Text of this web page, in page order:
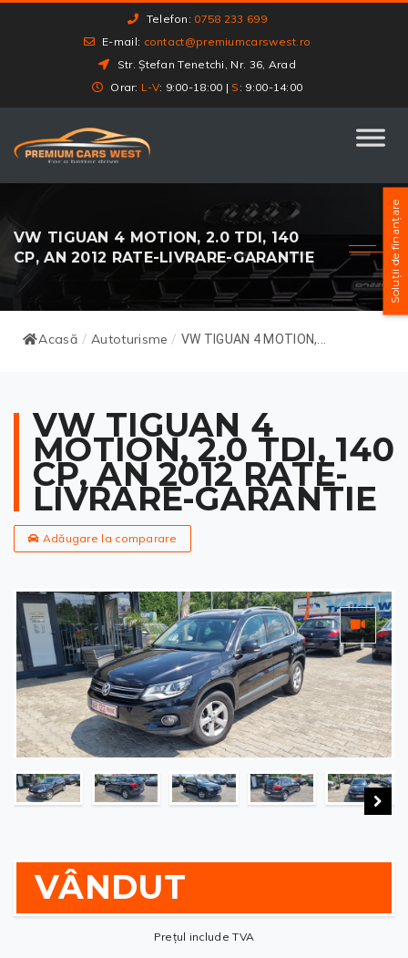
Telefon: 0758 233 699
E-mail: contact@premiumcarswest.ro
Str. Ștefan Tenetchi, Nr. 36, Arad
Orar: L-V: 9:00-18:00 | S : 9:00-14:00
VW TIGUAN 4 MOTION, 2.0 TDI, 140
CP, AN 2012 RATE-LIVRARE-GARANTIE
Acasă / Autoturisme / VW TIGUAN 4 MOTION,...
VW TIGUAN 4
MOTION, 2.0 TDI, 140
CP, AN 2012 RATE-
LIVRARE-GARANTIE
Adăugare la comparare
VÂNDUT
Prețul include TVA
Soluții de finanțare